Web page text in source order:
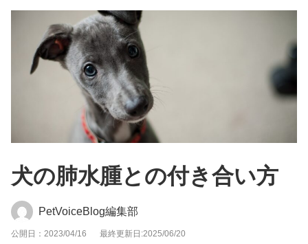
犬の肺水腫との付き合い方
PetVoiceBlog編集部
公開日：2023/04/16 最終更新日:2025/06/20